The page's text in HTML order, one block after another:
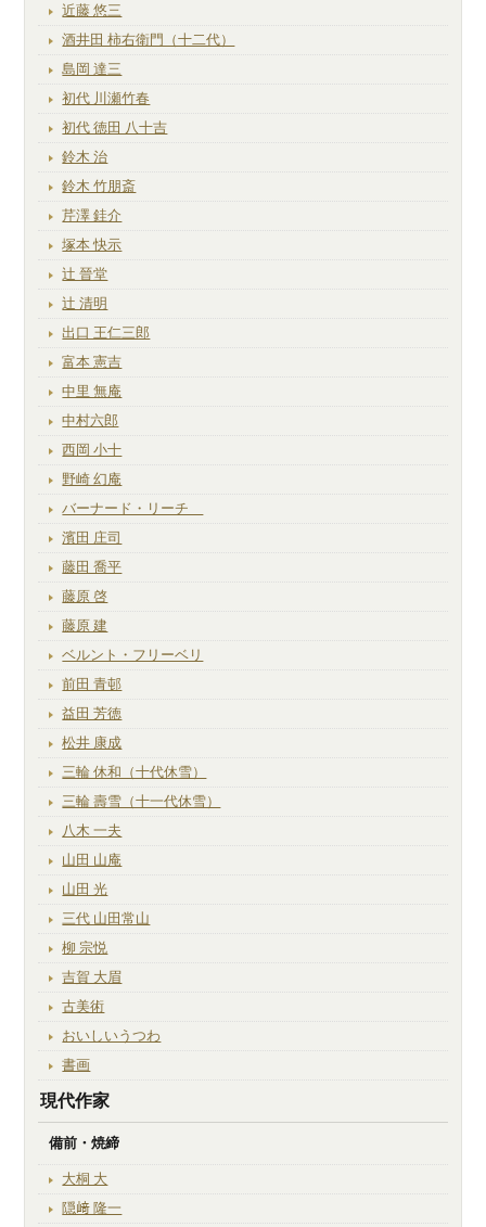
近藤 悠三
酒井田 柿右衛門（十二代）
島岡 達三
初代 川瀬竹春
初代 徳田 八十吉
鈴木 治
鈴木 竹朋斎
芹澤 銈介
塚本 快示
辻 晉堂
辻 清明
出口 王仁三郎
富本 憲吉
中里 無庵
中村六郎
西岡 小十
野崎 幻庵
バーナード・リーチ
濱田 庄司
藤田 喬平
藤原 啓
藤原 建
ベルント・フリーベリ
前田 青邨
益田 芳徳
松井 康成
三輪 休和（十代休雪）
三輪 壽雪（十一代休雪）
八木 一夫
山田 山庵
山田 光
三代 山田常山
柳 宗悦
吉賀 大眉
古美術
おいしいうつわ
書画
現代作家
備前・焼締
大桐 大
隠﨑 隆一